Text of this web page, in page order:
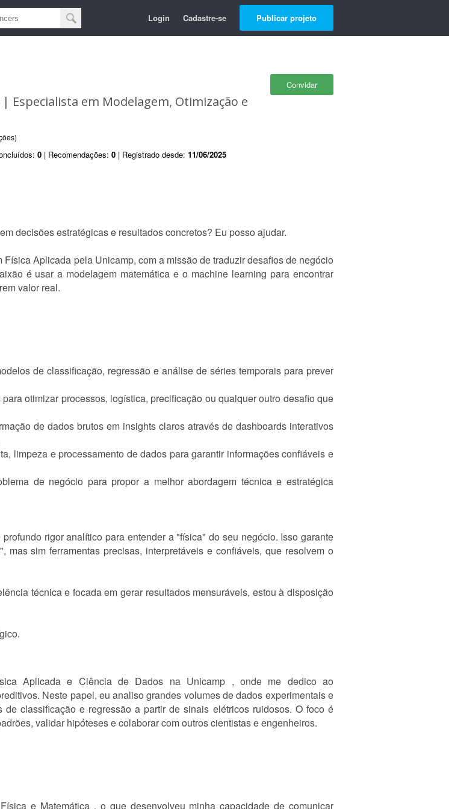
Login Cadastre-se Publicar projeto
Convidar
Especialista em Modelagem, Otimização e
0 | Recomendações: 0 | Registrado desde: 11/06/2025
decisões estratégicas e resultados concretos? Eu posso ajudar.
Aplicada pela Unicamp, com a missão de traduzir desafios de negócio
é usar a modelagem matemática e o machine learning para encontrar
valor real.
de classificação, regressão e análise de séries temporais para prever
otimizar processos, logística, precificação ou qualquer outro desafio que
de dados brutos em insights claros através de dashboards interativos
limpeza e processamento de dados para garantir informações confiáveis e
de negócio para propor a melhor abordagem técnica e estratégica
rigor analítico para entender a "física" do seu negócio. Isso garante
sim ferramentas precisas, interpretáveis e confiáveis, que resolvem o
técnica e focada em gerar resultados mensuráveis, estou à disposição
Aplicada e Ciência de Dados na Unicamp , onde me dedico ao
Neste papel, eu analiso grandes volumes de dados experimentais e
classificação e regressão a partir de sinais elétricos ruidosos. O foco é
validar hipóteses e colaborar com outros cientistas e engenheiros.
e Matemática , o que desenvolveu minha capacidade de comunicar